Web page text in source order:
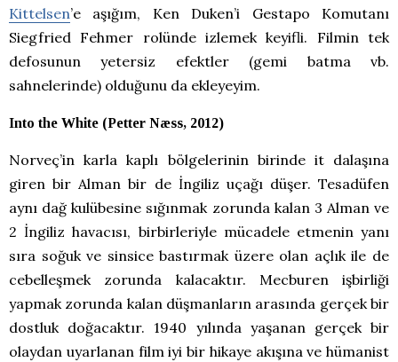
Kittelsen’e aşığım, Ken Duken’i Gestapo Komutanı
Siegfried Fehmer rolünde izlemek keyifli. Filmin tek
defosunun yetersiz efektler (gemi batma vb.
sahnelerinde) olduğunu da ekleyeyim.
Into the White (Petter Næss, 2012)
Norveç’in karla kaplı bölgelerinin birinde it dalaşına
giren bir Alman bir de İngiliz uçağı düşer. Tesadüfen
aynı dağ kulübesine sığınmak zorunda kalan 3 Alman ve
2 İngiliz havacısı, birbirleriyle mücadele etmenin yanı
sıra soğuk ve sinsice bastırmak üzere olan açlık ile de
cebelleşmek zorunda kalacaktır. Mecburen işbirliği
yapmak zorunda kalan düşmanların arasında gerçek bir
dostluk doğacaktır. 1940 yılında yaşanan gerçek bir
olaydan uyarlanan film iyi bir hikaye akışına ve hümanist